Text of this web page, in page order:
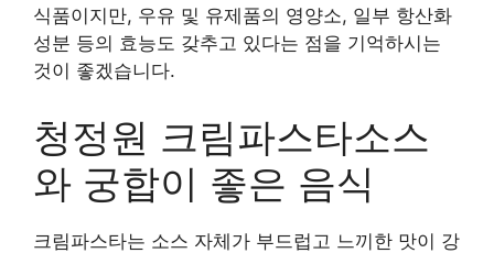
식품이지만, 우유 및 유제품의 영양소, 일부 항산화
성분 등의 효능도 갖추고 있다는 점을 기억하시는
것이 좋겠습니다.
청정원 크림파스타소스
와 궁합이 좋은 음식
크림파스타는 소스 자체가 부드럽고 느끼한 맛이 강